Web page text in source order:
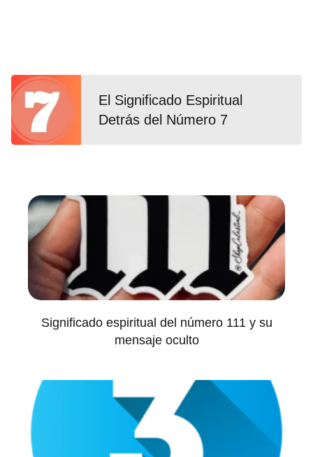
El Significado Espiritual
Detrás del Número 7
Significado espiritual del número 111 y su
mensaje oculto